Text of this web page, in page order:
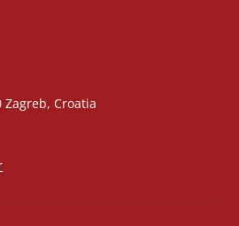
Zagreb, Croatia